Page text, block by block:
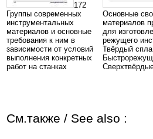
172
Группы современных
инструментальных
материалов и основные
требования к ним в
зависимости от условий
выполнения конкретных
работ на станках
Основные
материалов
для
режущего
Твёрдый
См.также / See also :